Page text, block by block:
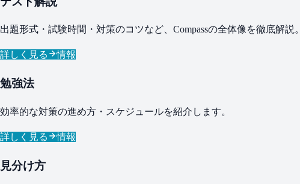
出題形式・試験時間・対策のコツなど、Compassの全体像を徹底解説。
詳しく見る 情報
勉強法
効率的な対策の進め方・スケジュールを紹介します。
詳しく見る 情報
見分け方